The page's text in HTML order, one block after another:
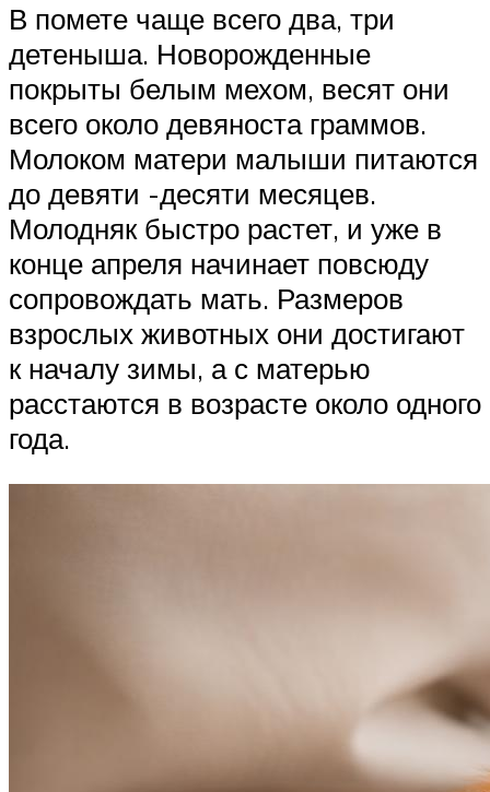
В помете чаще всего два, три
детеныша. Новорожденные
покрыты белым мехом, весят они
всего около девяноста граммов.
Молоком матери малыши питаются
до девяти -десяти месяцев.
Молодняк быстро растет, и уже в
конце апреля начинает повсюду
сопровождать мать. Размеров
взрослых животных они достигают
к началу зимы, а с матерью
расстаются в возрасте около одного
года.